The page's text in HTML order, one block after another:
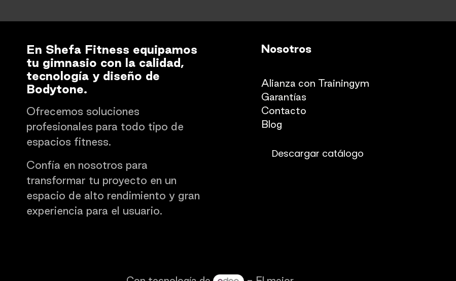
En Shefa Fitness equipamos
tu gimnasio con la calidad,
tecnología y diseño de
Bodytone.
Ofrecemos soluciones
profesionales para todo tipo de
espacios fitness.
Confía en nosotros para
transformar tu proyecto en un
espacio de alto rendimiento y gran
experiencia para el usuario.
Nosotros
Alianza con Trainingym
Garantías
Con​tacto
Blog​​
Descargar catálogo